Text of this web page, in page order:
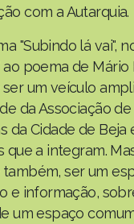
com a Autarquia.
"Subindo lá vai",
ao poema de Mário
um veículo
da Associação de
da Cidade de Beja
que a integram.
ser um
e informação,
um espaço